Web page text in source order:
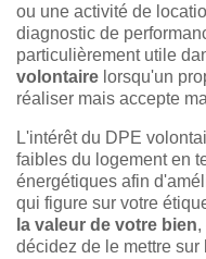
ou une activité de
diagnostic de
particulièrement utile
volontaire lorsqu'un
réaliser mais accepte
L'intérêt du DPE
faibles du logement en
énergétiques afin
qui figure sur votre
la valeur de votre bien,
décidez de le mettre sur